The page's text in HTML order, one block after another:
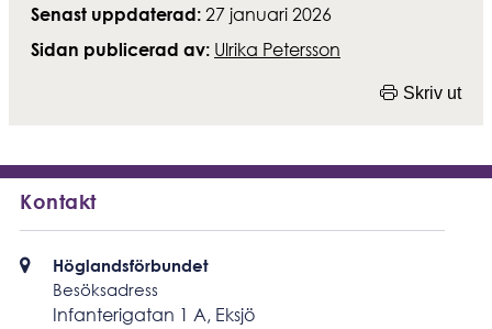
Senast uppdaterad: 27 januari 2026
Sidan publicerad av: Ulrika Petersson
Skriv ut
Kontakt
Besöksadress
Höglandsförbundet
Besöksadress
Infanterigatan 1 A, Eksjö